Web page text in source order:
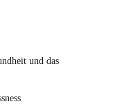
und das